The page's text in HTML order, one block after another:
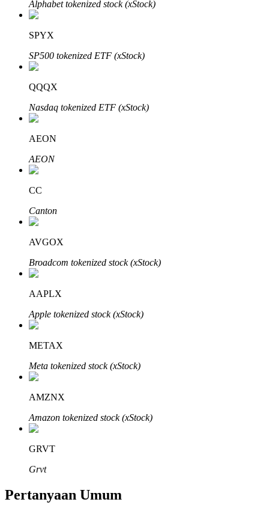
Investasi Otomatis
Pelajari tentang mendapatkan penghasilan pasif
Bitrue
Mitra Bitrue
Afiliasi Bitrue
Alphabet tokenized stock (xStock)
SPYX
SP500 tokenized ETF (xStock)
QQQX
Nasdaq tokenized ETF (xStock)
AEON
AEON
CC
Canton
AVGOX
Broadcom tokenized stock (xStock)
AAPLX
Apple tokenized stock (xStock)
METAX
Meta tokenized stock (xStock)
AMZNX
Amazon tokenized stock (xStock)
GRVT
Grvt
Pertanyaan Umum